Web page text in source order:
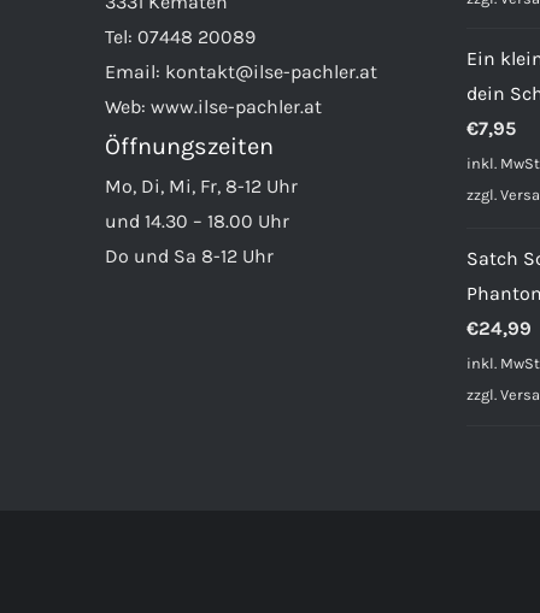
Tel: 07448 20089
Email: kontakt@ilse-pachler.at
Web: www.ilse-pachler.at
Öffnungszeiten
Mo, Di, Mi, Fr, 8-12 Uhr
und 14.30 – 18.00 Uhr
Do und Sa 8-12 Uhr
Ein
dein
€7,95
inkl.
zzgl.
Satch
€24,99
inkl.
zzgl.